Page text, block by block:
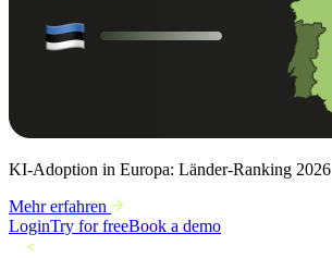
KI-Adoption in Europa: Länder-Ranking 2026
Mehr erfahren
LoginTry for freeBook a demo
<